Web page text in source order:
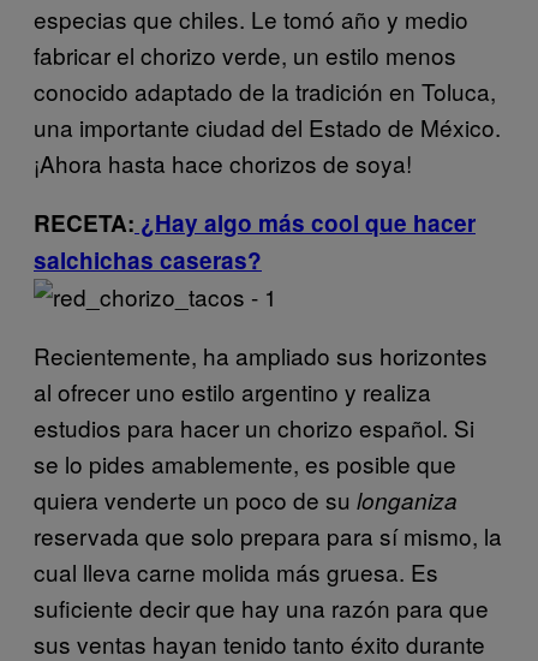
especias que chiles. Le tomó año y medio
fabricar el chorizo verde, un estilo menos
conocido adaptado de la tradición en Toluca,
una importante ciudad del Estado de México.
¡Ahora hasta hace chorizos de soya!
RECETA: ¿Hay algo más cool que hacer
salchichas caseras?
Recientemente, ha ampliado sus horizontes
al ofrecer uno estilo argentino y realiza
estudios para hacer un chorizo español. Si
se lo pides amablemente, es posible que
quiera venderte un poco de su longaniza
reservada que solo prepara para sí mismo, la
cual lleva carne molida más gruesa. Es
suficiente decir que hay una razón para que
sus ventas hayan tenido tanto éxito durante